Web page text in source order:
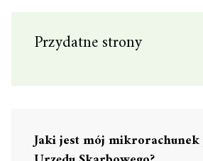
Przydatne strony
Jaki jest mój mikrorachunek